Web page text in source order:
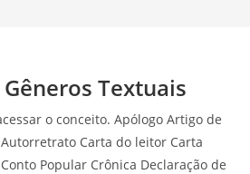
Textuais
o conceito. Apólogo Artigo de
Carta do leitor Carta
Popular Crônica Declaração de